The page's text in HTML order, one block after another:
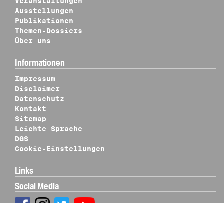
Ausstellungen
Publikationen
Themen-Dossiers
Über uns
Informationen
Impressum
Disclaimer
Datenschutz
Kontakt
Sitemap
Leichte Sprache
DGS
Cookie-Einstellungen
Links
Social Media